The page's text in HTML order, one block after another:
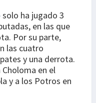
solo ha jugado 3
en las que
Por su parte,
las cuatro
y una derrota.
en el
y a los Potros en